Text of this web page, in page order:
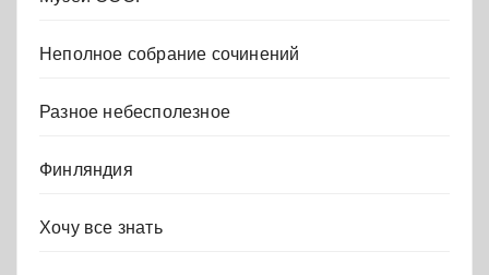
Неполное собрание сочинений
Разное небесполезное
Финляндия
Хочу все знать